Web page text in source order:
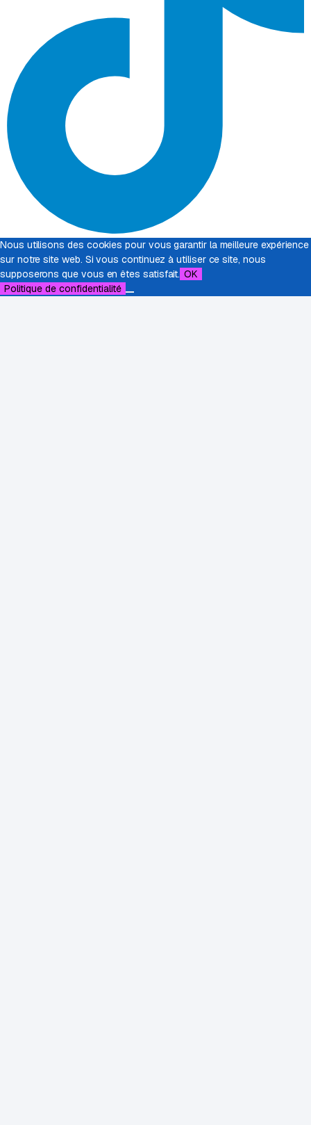
Nous utilisons des cookies pour vous garantir la meilleure expérience
sur notre site web. Si vous continuez à utiliser ce site, nous
supposerons que vous en êtes satisfait. OK
Politique de confidentialité